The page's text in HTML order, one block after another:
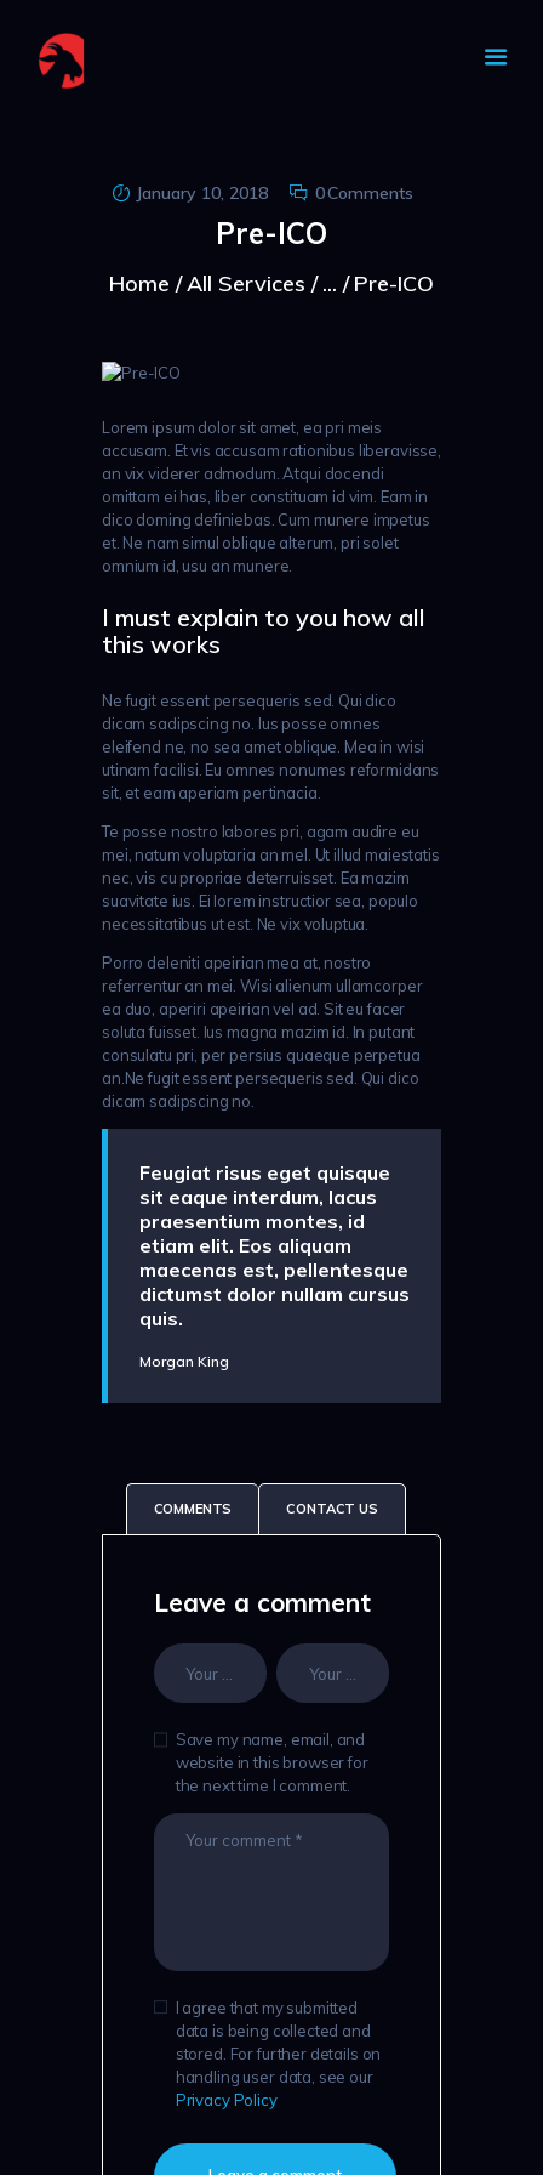
January 10, 2018 0Comments
Pre-ICO
Home All Services ... Pre-ICO
Lorem ipsum dolor sit amet, ea pri meis
accusam. Et vis accusam rationibus liberavisse,
an vix viderer admodum. Atqui docendi
omittam ei has, liber constituam id vim. Eam in
dico doming definiebas. Cum munere impetus
et. Ne nam simul oblique alterum, pri solet
omnium id, usu an munere.
I must explain to you how all
this works
Ne fugit essent persequeris sed. Qui dico
dicam sadipscing no. Ius posse omnes
eleifend ne, no sea amet oblique. Mea in wisi
utinam facilisi. Eu omnes nonumes reformidans
sit, et eam aperiam pertinacia.
Te posse nostro labores pri, agam audire eu
mei, natum voluptaria an mel. Ut illud maiestatis
nec, vis cu propriae deterruisset. Ea mazim
suavitate ius. Ei lorem instructior sea, populo
necessitatibus ut est. Ne vix voluptua.
Porro deleniti apeirian mea at, nostro
referrentur an mei. Wisi alienum ullamcorper
ea duo, aperiri apeirian vel ad. Sit eu facer
soluta fuisset. Ius magna mazim id. In putant
consulatu pri, per persius quaeque perpetua
an.Ne fugit essent persequeris sed. Qui dico
dicam sadipscing no.
Feugiat risus eget quisque
sit eaque interdum, lacus
praesentium montes, id
etiam elit. Eos aliquam
maecenas est, pellentesque
dictumst dolor nullam cursus
quis.
Morgan King
COMMENTS CONTACT US
Leave a comment
Save my name, email, and
website in this browser for
the next time I comment.
I agree that my submitted
data is being collected and
stored. For further details on
handling user data, see our
Privacy Policy